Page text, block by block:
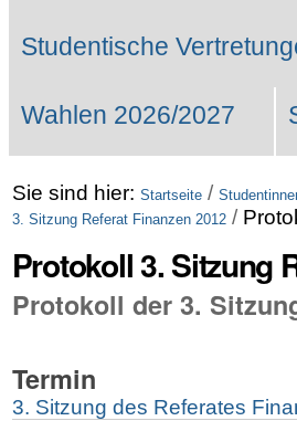
Studentische
Wahlen 2026/2027
Sie sind hier: Startseite /
3. Sitzung Referat Finanzen 2012 /
Protokoll 3. Sitzung
Protokoll der 3.
Termin
3. Sitzung des Referates